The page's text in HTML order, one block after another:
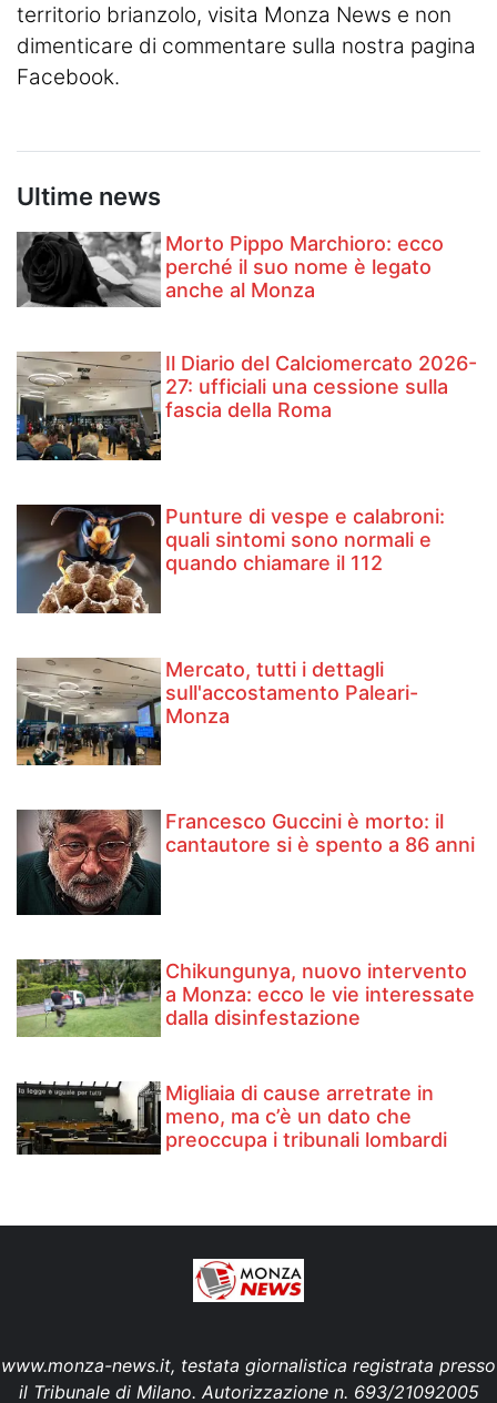
territorio brianzolo, visita Monza News e non
dimenticare di commentare sulla nostra pagina
Facebook.
Ultime news
Morto Pippo Marchioro: ecco
perché il suo nome è legato
anche al Monza
Il Diario del Calciomercato 2026-
27: ufficiali una cessione sulla
fascia della Roma
Punture di vespe e calabroni:
quali sintomi sono normali e
quando chiamare il 112
Mercato, tutti i dettagli
sull'accostamento Paleari-
Monza
Francesco Guccini è morto: il
cantautore si è spento a 86 anni
Chikungunya, nuovo intervento
a Monza: ecco le vie interessate
dalla disinfestazione
Migliaia di cause arretrate in
meno, ma c’è un dato che
preoccupa i tribunali lombardi
www.monza-news.it, testata giornalistica registrata presso
il Tribunale di Milano. Autorizzazione n. 693/21092005